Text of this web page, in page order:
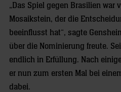
„Das Spiel gegen Brasilien war
Mosaikstein, der die
beeinflusst hat“, sagte
über die Nominierung freute.
endlich in Erfüllung. Nach
er nun zum ersten Mal bei
dabei.